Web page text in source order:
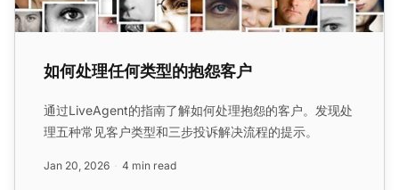
如何处理任何类型的抱怨客户
通过LiveAgent的指南了解如何处理抱怨的客户。发现处
理五种常见客户类型和三步投诉解决流程的提示。
Jan 20, 2026 4 min read